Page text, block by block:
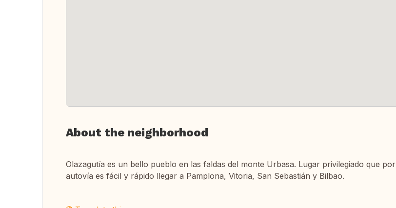
About the neighborhood
Olazagutía es un bello pueblo en las faldas del monte Urbasa. Lugar privilegiado que por
autovía es fácil y rápido llegar a Pamplona, Vitoria, San Sebastián y Bilbao.